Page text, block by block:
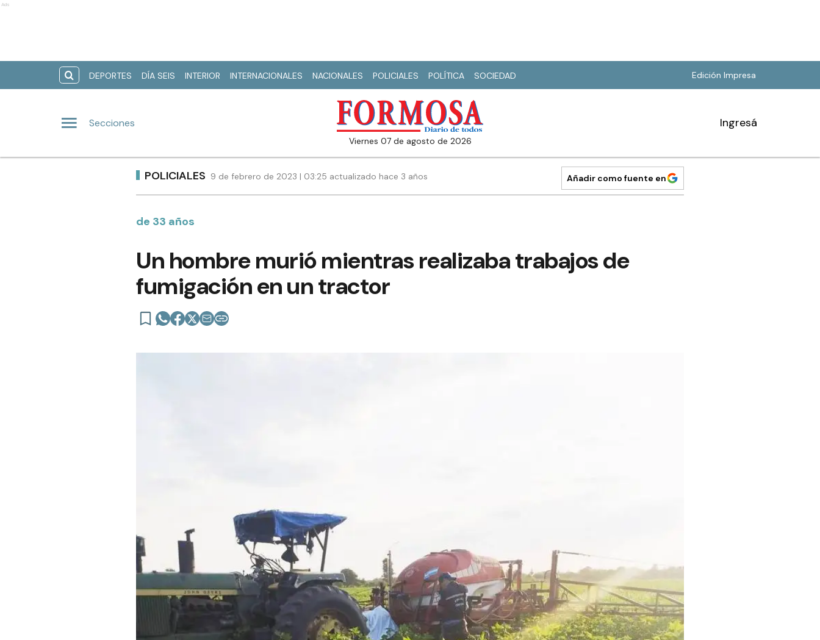
Ads
DEPORTES DÍA SEIS INTERIOR INTERNACIONALES NACIONALES POLICIALES POLÍTICA SOCIEDAD Edición Impresa
Secciones
viernes 07 de agosto de 2026
Ingresá
POLICIALES 9 de febrero de 2023 | 03:25 actualizado hace 3 años Añadir como fuente en
de 33 años
Un hombre murió mientras realizaba trabajos de
fumigación en un tractor